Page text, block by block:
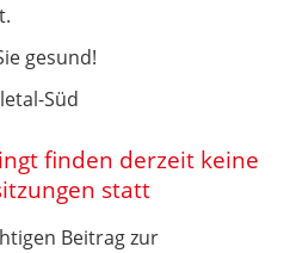
gesund!
Süd
finden derzeit keine
statt
Beitrag zur